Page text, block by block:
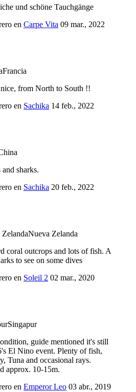
und schöne Tauchgänge
en Carpe Vita 09 mar., 2022
Francia
from North to South !!
en Sachika 14 feb., 2022
sharks.
en Sachika 20 feb., 2022
Nueva Zelanda
coral outcrops and lots of fish. A
to see on some dives
en Soleil 2 02 mar., 2020
Singapur
guide mentioned it's still
El Nino event. Plenty of fish,
Tuna and occasional rays.
approx. 10-15m.
en Emperor Leo 03 abr., 2019